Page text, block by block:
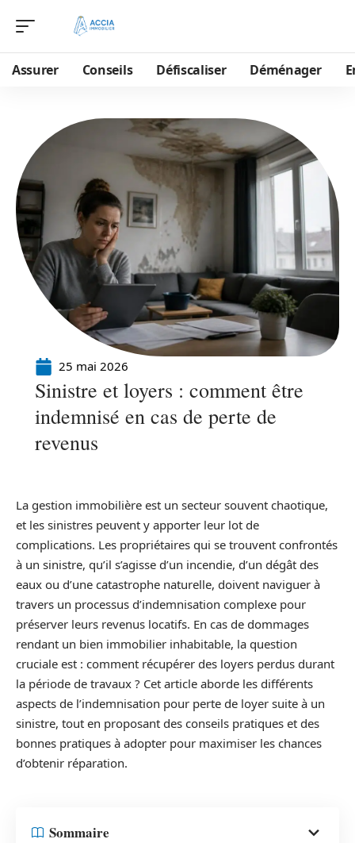
Assurer Conseils Défiscaliser Déménager
25 mai 2026
Sinistre et loyers : comment être
indemnisé en cas de perte de
revenus
La gestion immobilière est un secteur souvent chaotique,
et les sinistres peuvent y apporter leur lot de
complications. Les propriétaires qui se trouvent confrontés
à un sinistre, qu’il s’agisse d’un incendie, d’un dégât des
eaux ou d’une catastrophe naturelle, doivent naviguer à
travers un processus d’indemnisation complexe pour
préserver leurs revenus locatifs. En cas de dommages
rendant un bien immobilier inhabitable, la question
cruciale est : comment récupérer des loyers perdus durant
la période de travaux ? Cet article aborde les différents
aspects de l’indemnisation pour perte de loyer suite à un
sinistre, tout en proposant des conseils pratiques et des
bonnes pratiques à adopter pour maximiser les chances
d’obtenir réparation.
Sommaire